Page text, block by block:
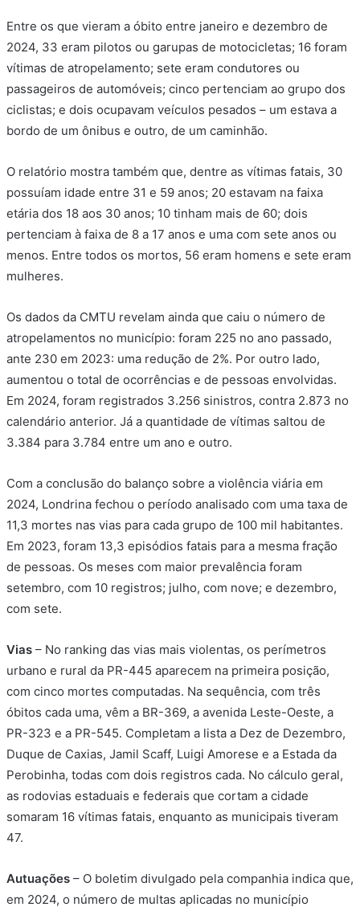
Entre os que vieram a óbito entre janeiro e dezembro de
2024, 33 eram pilotos ou garupas de motocicletas; 16 foram
vítimas de atropelamento; sete eram condutores ou
passageiros de automóveis; cinco pertenciam ao grupo dos
ciclistas; e dois ocupavam veículos pesados – um estava a
bordo de um ônibus e outro, de um caminhão.
O relatório mostra também que, dentre as vítimas fatais, 30
possuíam idade entre 31 e 59 anos; 20 estavam na faixa
etária dos 18 aos 30 anos; 10 tinham mais de 60; dois
pertenciam à faixa de 8 a 17 anos e uma com sete anos ou
menos. Entre todos os mortos, 56 eram homens e sete eram
mulheres.
Os dados da CMTU revelam ainda que caiu o número de
atropelamentos no município: foram 225 no ano passado,
ante 230 em 2023: uma redução de 2%. Por outro lado,
aumentou o total de ocorrências e de pessoas envolvidas.
Em 2024, foram registrados 3.256 sinistros, contra 2.873 no
calendário anterior. Já a quantidade de vítimas saltou de
3.384 para 3.784 entre um ano e outro.
Com a conclusão do balanço sobre a violência viária em
2024, Londrina fechou o período analisado com uma taxa de
11,3 mortes nas vias para cada grupo de 100 mil habitantes.
Em 2023, foram 13,3 episódios fatais para a mesma fração
de pessoas. Os meses com maior prevalência foram
setembro, com 10 registros; julho, com nove; e dezembro,
com sete.
Vias – No ranking das vias mais violentas, os perímetros
urbano e rural da PR-445 aparecem na primeira posição,
com cinco mortes computadas. Na sequência, com três
óbitos cada uma, vêm a BR-369, a avenida Leste-Oeste, a
PR-323 e a PR-545. Completam a lista a Dez de Dezembro,
Duque de Caxias, Jamil Scaff, Luigi Amorese e a Estada da
Perobinha, todas com dois registros cada. No cálculo geral,
as rodovias estaduais e federais que cortam a cidade
somaram 16 vítimas fatais, enquanto as municipais tiveram
47.
Autuações – O boletim divulgado pela companhia indica que,
em 2024, o número de multas aplicadas no município